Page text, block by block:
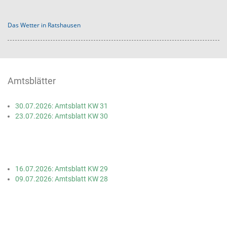
Das Wetter in Ratshausen
Amtsblätter
30.07.2026: Amtsblatt KW 31
23.07.2026: Amtsblatt KW 30
16.07.2026: Amtsblatt KW 29
09.07.2026: Amtsblatt KW 28